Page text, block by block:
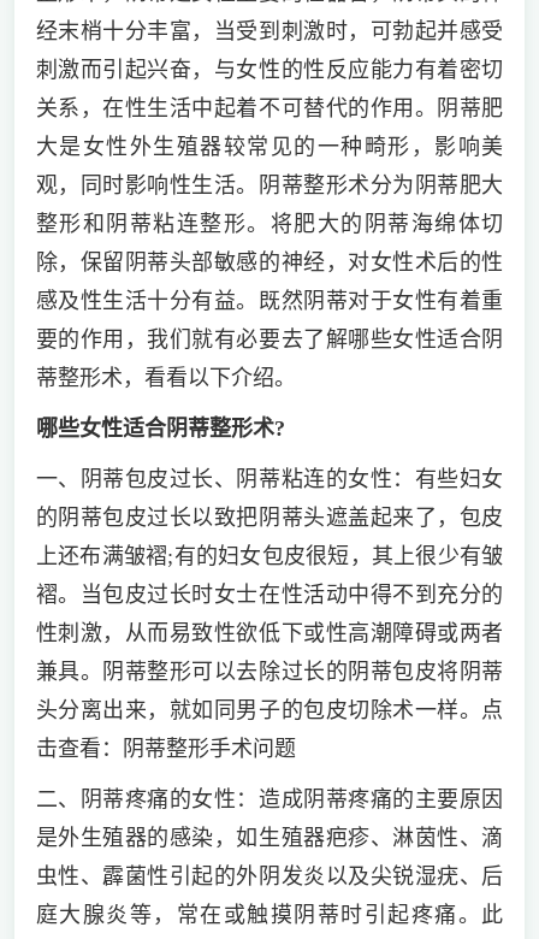
经末梢十分丰富，当受到刺激时，可勃起并感受
刺激而引起兴奋，与女性的性反应能力有着密切
关系，在性生活中起着不可替代的作用。阴蒂肥
大是女性外生殖器较常见的一种畸形，影响美
观，同时影响性生活。阴蒂整形术分为阴蒂肥大
整形和阴蒂粘连整形。将肥大的阴蒂海绵体切
除，保留阴蒂头部敏感的神经，对女性术后的性
感及性生活十分有益。既然阴蒂对于女性有着重
要的作用，我们就有必要去了解哪些女性适合阴
蒂整形术，看看以下介绍。
哪些女性适合阴蒂整形术?
一、阴蒂包皮过长、阴蒂粘连的女性：有些妇女
的阴蒂包皮过长以致把阴蒂头遮盖起来了，包皮
上还布满皱褶;有的妇女包皮很短，其上很少有皱
褶。当包皮过长时女士在性活动中得不到充分的
性刺激，从而易致性欲低下或性高潮障碍或两者
兼具。阴蒂整形可以去除过长的阴蒂包皮将阴蒂
头分离出来，就如同男子的包皮切除术一样。点
击查看：阴蒂整形手术问题
二、阴蒂疼痛的女性：造成阴蒂疼痛的主要原因
是外生殖器的感染，如生殖器疤疹、淋茵性、滴
虫性、霹菌性引起的外阴发炎以及尖锐湿疣、后
庭大腺炎等，常在或触摸阴蒂时引起疼痛。此